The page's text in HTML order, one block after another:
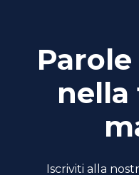
nella
Iscriviti alla